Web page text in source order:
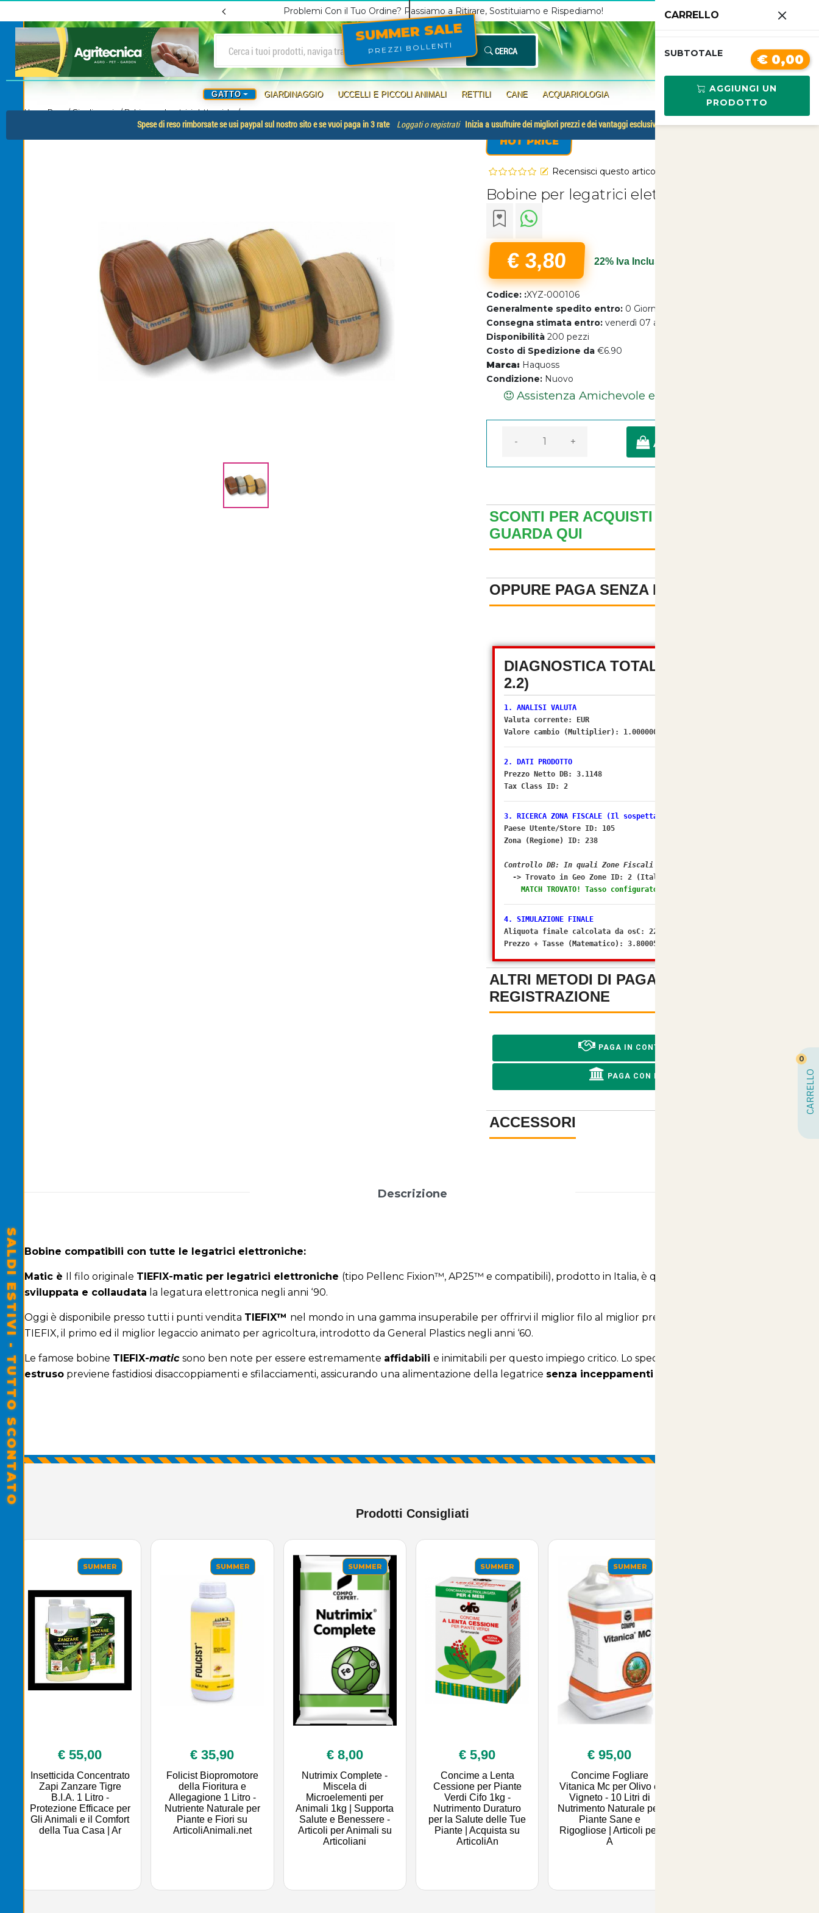
SUMMER SALE
PREZZI BOLLENTI
Problemi Con il Tuo Ordine? Passiamo a Ritirare, Sostituiamo e Rispediamo! Chiamaci 3341210267
CERCA
GATTO GIARDINAGGIO UCCELLI E PICCOLI ANIMALI RETTILI CANE ACQUARIOLOGIA
Spese di reso rimborsate se usi paypal sul nostro sito e se vuoi paga in 3 rate Loggati o registrati Inizia a usufruire dei migliori prezzi e dei vantaggi esclusivi.
Home Page/Giardinaggio/Bobine per legatrici elettroniche/
HOT PRICE
Recensisci questo articolo
Bobine per legatrici elettroniche
€ 3,80 22% Iva Inclusa
Codice: :XYZ-000106
Generalmente spedito entro: 0 Giorni
Consegna stimata entro: venerdì 07 agosto 2026
Disponibilità 200 pezzi
Costo di Spedizione da€6.90
Marca: Haquoss
Condizione: Nuovo
Garanzia di Consegna entro 24/48 Ore Lavorative
Assistenza Amichevole e Cortese Sempre a tua
Disposizione
- + AGGIUNGI A CARRELLO
SCONTI PER ACQUISTI MULTIPLI ?
GUARDA QUI
OPPURE PAGA SENZA REGISTRAZIONE
DIAGNOSTICA TOTALE PREZZI (OSC
2.2)
1. ANALISI VALUTA
Valuta corrente: EUR
Valore cambio (Multiplier): 1.00000000
2. DATI PRODOTTO
Prezzo Netto DB: 3.1148
Tax Class ID: 2
3. RICERCA ZONA FISCALE (Il sospettato per NO IVA)
Paese Utente/Store ID: 105
Zona (Regione) ID: 238
Controllo DB: In quali Zone Fiscali rientra il Paese ID 105?
-> Trovato in Geo Zone ID: 2 (Italia)
MATCH TROVATO! Tasso configurato: 22.0000%
4. SIMULAZIONE FINALE
Aliquota finale calcolata da osC: 22%
Prezzo + Tasse (Matematico): 3.800056
ALTRI METODI DI PAGAMENTO SENZA
REGISTRAZIONE
PAGA IN CONTRASSEGNO
PAGA CON BONIFICO
ACCESSORI
Descrizione
Bobine compatibili con tutte le legatrici elettroniche:
Matic è Il filo originale TIEFIX-matic per legatrici elettroniche (tipo Pellenc Fixion™, AP25™ e compatibili), prodotto in Italia, è quello
sviluppata e collaudata la legatura elettronica negli anni ‘90.
Oggi è disponibile presso tutti i punti vendita TIEFIX™ nel mondo in una gamma insuperabile per offrirvi il miglior filo al miglior prezzo. E’ garantito dal marchio
TIEFIX, il primo ed il miglior legaccio animato per agricoltura, introdotto da General Plastics negli anni ‘60.
Le famose bobine TIEFIX-matic sono ben note per essere estremamente affidabili e inimitabili per questo impiego critico. Lo speciale
estruso previene fastidiosi disaccoppiamenti e sfilacciamenti, assicurando una alimentazione della legatrice senza inceppamenti
Prodotti Consigliati
SUMMER
€ 55,00
Insetticida Concentrato
Zapi Zanzare Tigre
B.I.A. 1 Litro -
Protezione Efficace per
Gli Animali e il Comfort
della Tua Casa | Ar
SUMMER
€ 35,90
Folicist Biopromotore
della Fioritura e
Allegagione 1 Litro -
Nutriente Naturale per
Piante e Fiori su
ArticoliAnimali.net
SUMMER
€ 8,00
Nutrimix Complete -
Miscela di
Microelementi per
Animali 1kg | Supporta
Salute e Benessere -
Articoli per Animali su
Articoliani
SUMMER
€ 5,90
Concime a Lenta
Cessione per Piante
Verdi Cifo 1kg -
Nutrimento Duraturo
per la Salute delle Tue
Piante | Acquista su
ArticoliAn
SUMMER
€ 95,00
Concime Fogliare
Vitanica Mc per Olivo e
Vigneto - 10 Litri di
Nutrimento Naturale per
Piante Sane e
Rigogliose | Articoli per
A
CARRELLO
SUBTOTALE € 0,00
AGGIUNGI UN
PRODOTTO
CARRELLO
0
SALDI ESTIVI - TUTTO SCONTATO